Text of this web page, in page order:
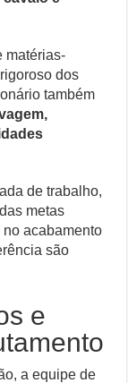
matérias-
dos
também
de trabalho,
metas
acabamento
são
e
a equipe de